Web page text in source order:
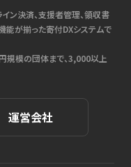
ン決済、支援者管理、領収書
能が揃った寄付DXシステムで
規模の団体まで、3,000以上
運営会社